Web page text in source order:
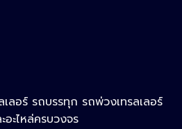
เลอร์ รถบรรทุก รถพ่วงเทรลเลอร์
ะไหล่ครบวงจร